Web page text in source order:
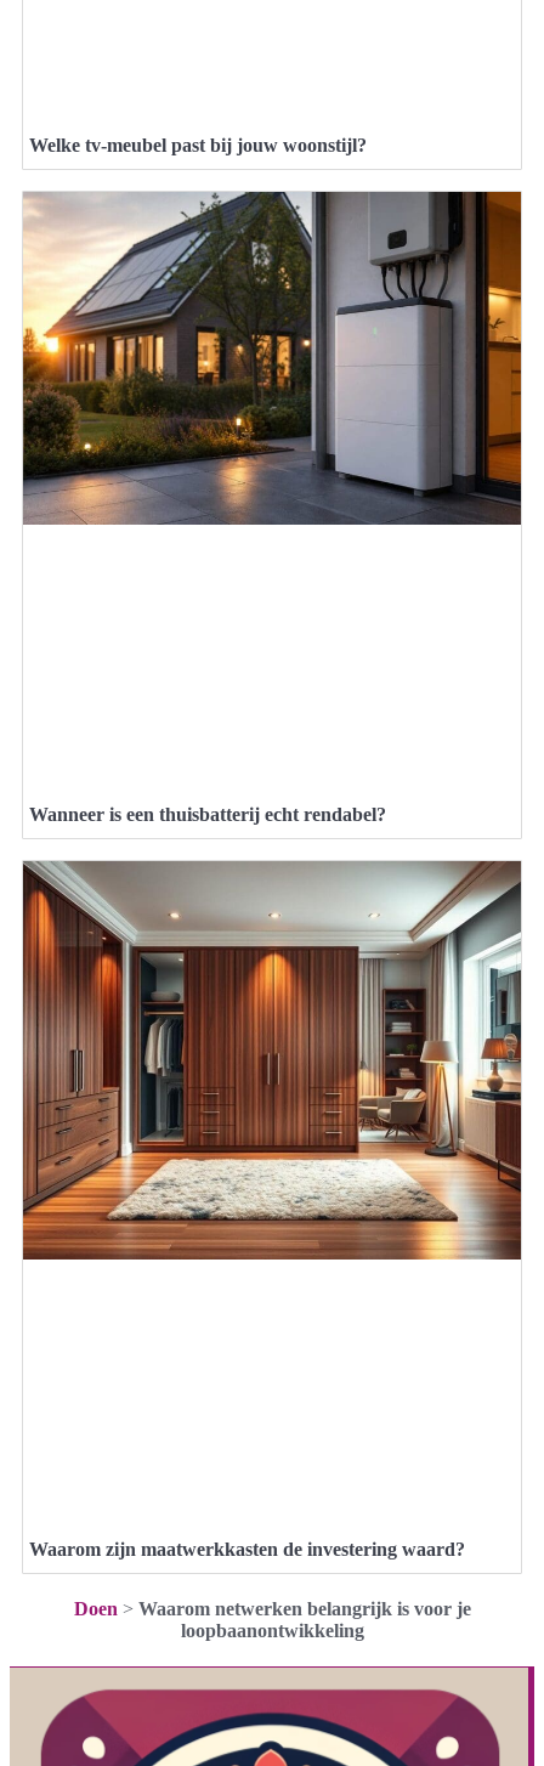
Welke tv-meubel past bij jouw woonstijl?
Wanneer is een thuisbatterij echt rendabel?
Waarom zijn maatwerkkasten de investering waard?
Doen > Waarom netwerken belangrijk is voor je
loopbaanontwikkeling